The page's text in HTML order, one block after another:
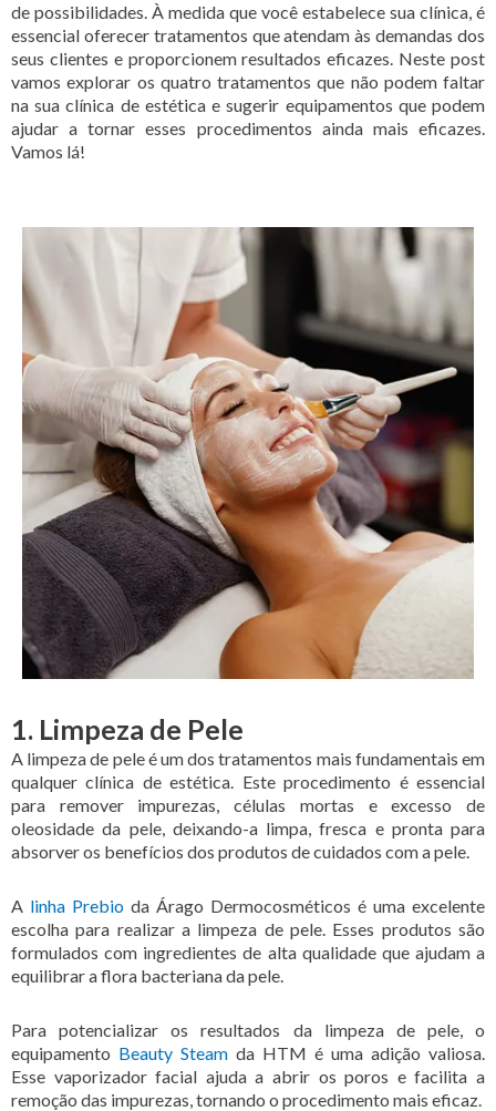
de possibilidades. À medida que você estabelece sua clínica, é
essencial oferecer tratamentos que atendam às demandas dos
seus clientes e proporcionem resultados eficazes. Neste post
vamos explorar os quatro tratamentos que não podem faltar
na sua clínica de estética e sugerir equipamentos que podem
ajudar a tornar esses procedimentos ainda mais eficazes.
Vamos lá!
1. Limpeza de Pele
A limpeza de pele é um dos tratamentos mais fundamentais em
qualquer clínica de estética. Este procedimento é essencial
para remover impurezas, células mortas e excesso de
oleosidade da pele, deixando-a limpa, fresca e pronta para
absorver os benefícios dos produtos de cuidados com a pele.
A linha Prebio da Árago Dermocosméticos é uma excelente
escolha para realizar a limpeza de pele. Esses produtos são
formulados com ingredientes de alta qualidade que ajudam a
equilibrar a flora bacteriana da pele.
Para potencializar os resultados da limpeza de pele, o
equipamento Beauty Steam da HTM é uma adição valiosa.
Esse vaporizador facial ajuda a abrir os poros e facilita a
remoção das impurezas, tornando o procedimento mais eficaz.